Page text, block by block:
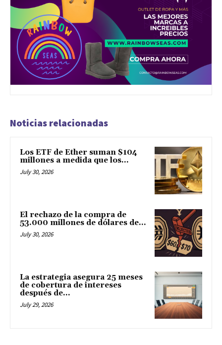
Noticias relacionadas
Los ETF de Ether suman $104
millones a medida que los...
July 30, 2026
El rechazo de la compra de
53.000 millones de dólares de...
July 30, 2026
La estrategia asegura 25 meses
de cobertura de intereses
después de...
July 29, 2026